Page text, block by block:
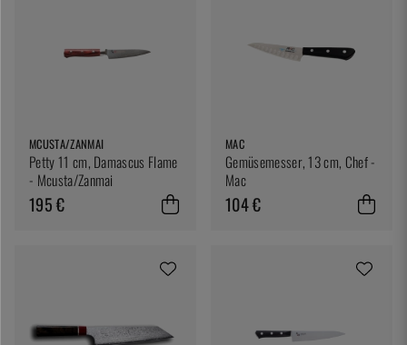
MCUSTA/ZANMAI
Petty 11 cm, Damascus Flame
- Mcusta/Zanmai
195 €
MAC
Gemüsemesser, 13 cm, Chef -
Mac
104 €